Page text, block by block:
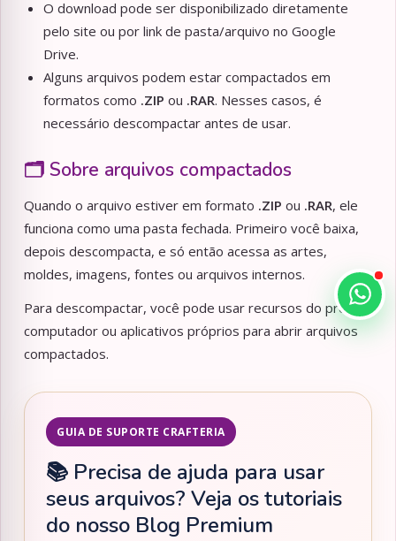
O download pode ser disponibilizado diretamente
pelo site ou por link de pasta/arquivo no Google
Drive.
Alguns arquivos podem estar compactados em
formatos como .ZIP ou .RAR. Nesses casos, é
necessário descompactar antes de usar.
🗂️ Sobre arquivos compactados
Quando o arquivo estiver em formato .ZIP ou .RAR, ele
funciona como uma pasta fechada. Primeiro você baixa,
depois descompacta, e só então acessa as artes,
moldes, imagens, fontes ou arquivos internos.
Para descompactar, você pode usar recursos do próprio
computador ou aplicativos próprios para abrir arquivos
compactados.
GUIA DE SUPORTE CRAFTERIA
📚 Precisa de ajuda para usar
seus arquivos? Veja os tutoriais
do nosso Blog Premium